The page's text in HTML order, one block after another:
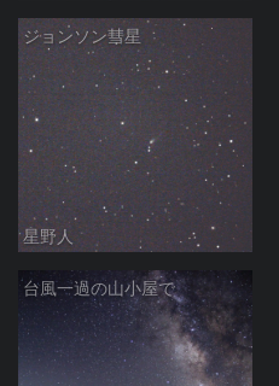
ジョンソン彗星
星野人
台風一過の山小屋で